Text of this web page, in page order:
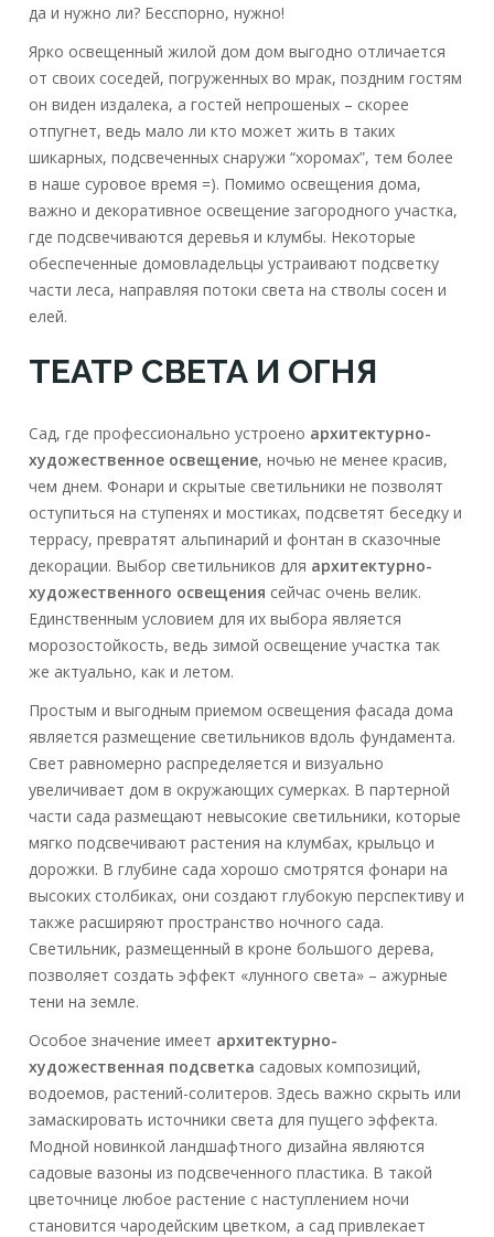
да и нужно ли? Бесспорно, нужно!
Ярко освещенный жилой дом дом выгодно отличается
от своих соседей, погруженных во мрак, поздним гостям
он виден издалека, а гостей непрошеных – скорее
отпугнет, ведь мало ли кто может жить в таких
шикарных, подсвеченных снаружи “хоромах”, тем более
в наше суровое время =). Помимо освещения дома,
важно и декоративное освещение загородного участка,
где подсвечиваются деревья и клумбы. Некоторые
обеспеченные домовладельцы устраивают подсветку
части леса, направляя потоки света на стволы сосен и
елей.
ТЕАТР СВЕТА И ОГНЯ
Сад, где профессионально устроено архитектурно-
художественное освещение, ночью не менее красив,
чем днем. Фонари и скрытые светильники не позволят
оступиться на ступенях и мостиках, подсветят беседку и
террасу, превратят альпинарий и фонтан в сказочные
декорации. Выбор светильников для архитектурно-
художественного освещения сейчас очень велик.
Единственным условием для их выбора является
морозостойкость, ведь зимой освещение участка так
же актуально, как и летом.
Простым и выгодным приемом освещения фасада дома
является размещение светильников вдоль фундамента.
Свет равномерно распределяется и визуально
увеличивает дом в окружающих сумерках. В партерной
части сада размещают невысокие светильники, которые
мягко подсвечивают растения на клумбах, крыльцо и
дорожки. В глубине сада хорошо смотрятся фонари на
высоких столбиках, они создают глубокую перспективу и
также расширяют пространство ночного сада.
Светильник, размещенный в кроне большого дерева,
позволяет создать эффект «лунного света» – ажурные
тени на земле.
Особое значение имеет архитектурно-
художественная подсветка садовых композиций,
водоемов, растений-солитеров. Здесь важно скрыть или
замаскировать источники света для пущего эффекта.
Модной новинкой ландшафтного дизайна являются
садовые вазоны из подсвеченного пластика. В такой
цветочнице любое растение с наступлением ночи
становится чародейским цветком, а сад привлекает